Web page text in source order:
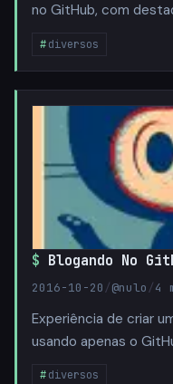
no GitHub, com
diversos
Blogando No
2016-10-20 /@nulo /4
Experiência de criar
usando apenas o
diversos